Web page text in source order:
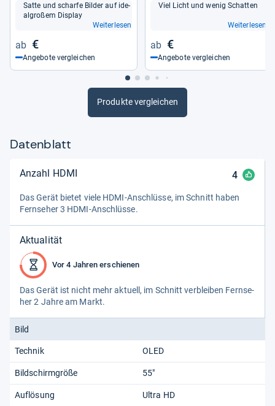
Satte und scharfe Bil­der auf ide­
al­großem Dis­play
Weiterlesen
€
Angebote vergleichen
Viel Licht und wenig Schat­ten
Weiterlesen
€
Angebote vergleichen
Produkte vergleichen
Datenblatt
Anzahl HDMI 4
Das Gerät bie­tet viele HDMI-​Anschlüsse, im Schnitt haben
Fern­se­her 3 HDMI-​Anschlüsse.
Aktualität
Vor 4 Jahren erschienen
Das Gerät ist nicht mehr aktu­ell, im Schnitt ver­blei­ben Fern­se­
her 2 Jahre am Markt.
Bild
Technik OLED
Bildschirmgröße 55"
Auflösung Ultra HD